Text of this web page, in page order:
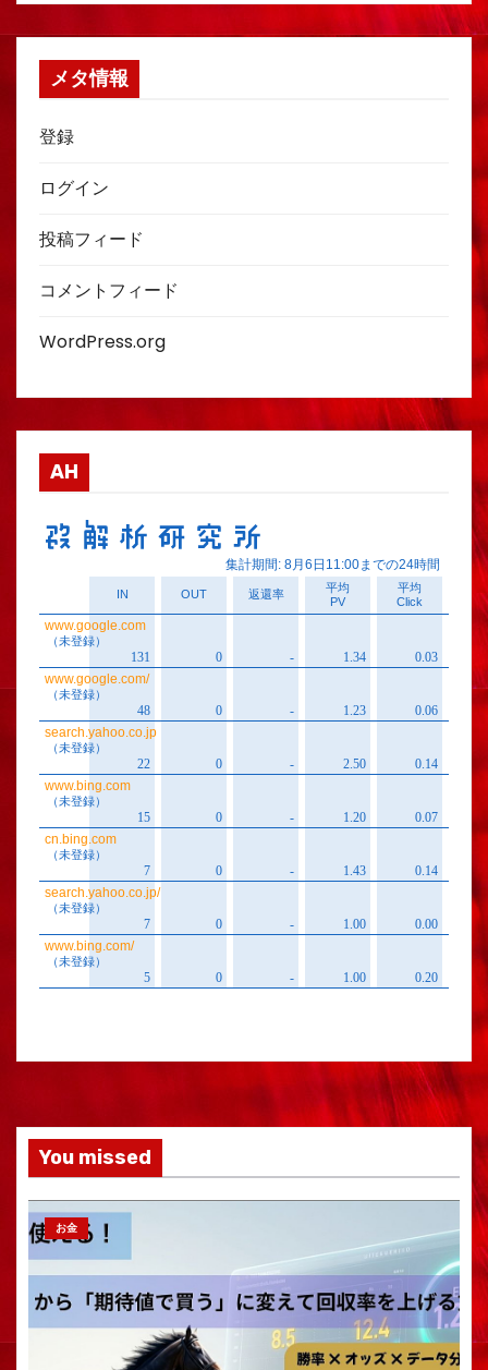
メタ情報
登録
ログイン
投稿フィード
コメントフィード
WordPress.org
AH
You missed
お金